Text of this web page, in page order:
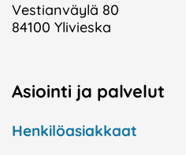
Vestianväylä 80
84100 Ylivieska
Asiointi ja palvelut
Henkilöasiakkaat